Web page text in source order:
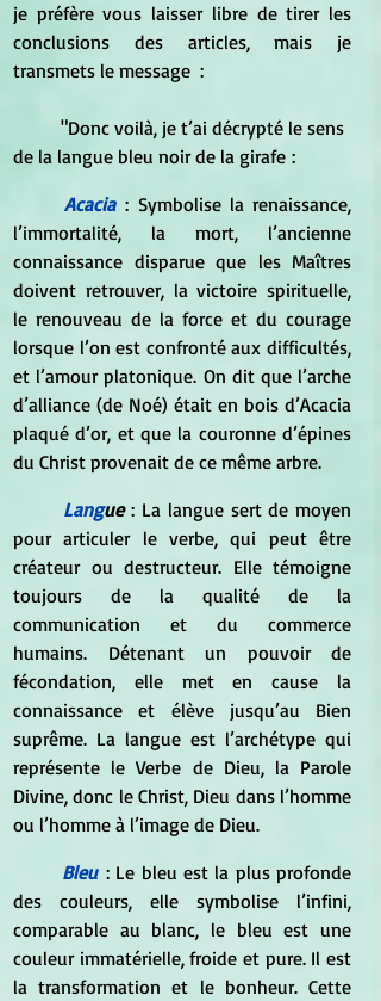
je préfère vous laisser libre de tirer les
conclusions des articles, mais je
transmets le message  :
de la langue bleu noir de la girafe :
Acacia : Symbolise la renaissance,
l’immortalité, la mort, l’ancienne
connaissance disparue que les Maîtres
doivent retrouver, la victoire spirituelle,
le renouveau de la force et du courage
lorsque l’on est confronté aux difficultés,
et l’amour platonique. On dit que l’arche
d’alliance (de Noé) était en bois d’Acacia
plaqué d’or, et que la couronne d’épines
du Christ provenait de ce même arbre.
Langue : La langue sert de moyen
pour articuler le verbe, qui peut être
créateur ou destructeur. Elle témoigne
toujours de la qualité de la
communication et du commerce
humains. Détenant un pouvoir de
fécondation, elle met en cause la
connaissance et élève jusqu’au Bien
suprême. La langue est l’archétype qui
représente le Verbe de Dieu, la Parole
Divine, donc le Christ, Dieu dans l’homme
ou l’homme à l’image de Dieu.
Bleu : Le bleu est la plus profonde
des couleurs, elle symbolise l’infini,
comparable au blanc, le bleu est une
couleur immatérielle, froide et pure. Il est
la transformation et le bonheur. Cette